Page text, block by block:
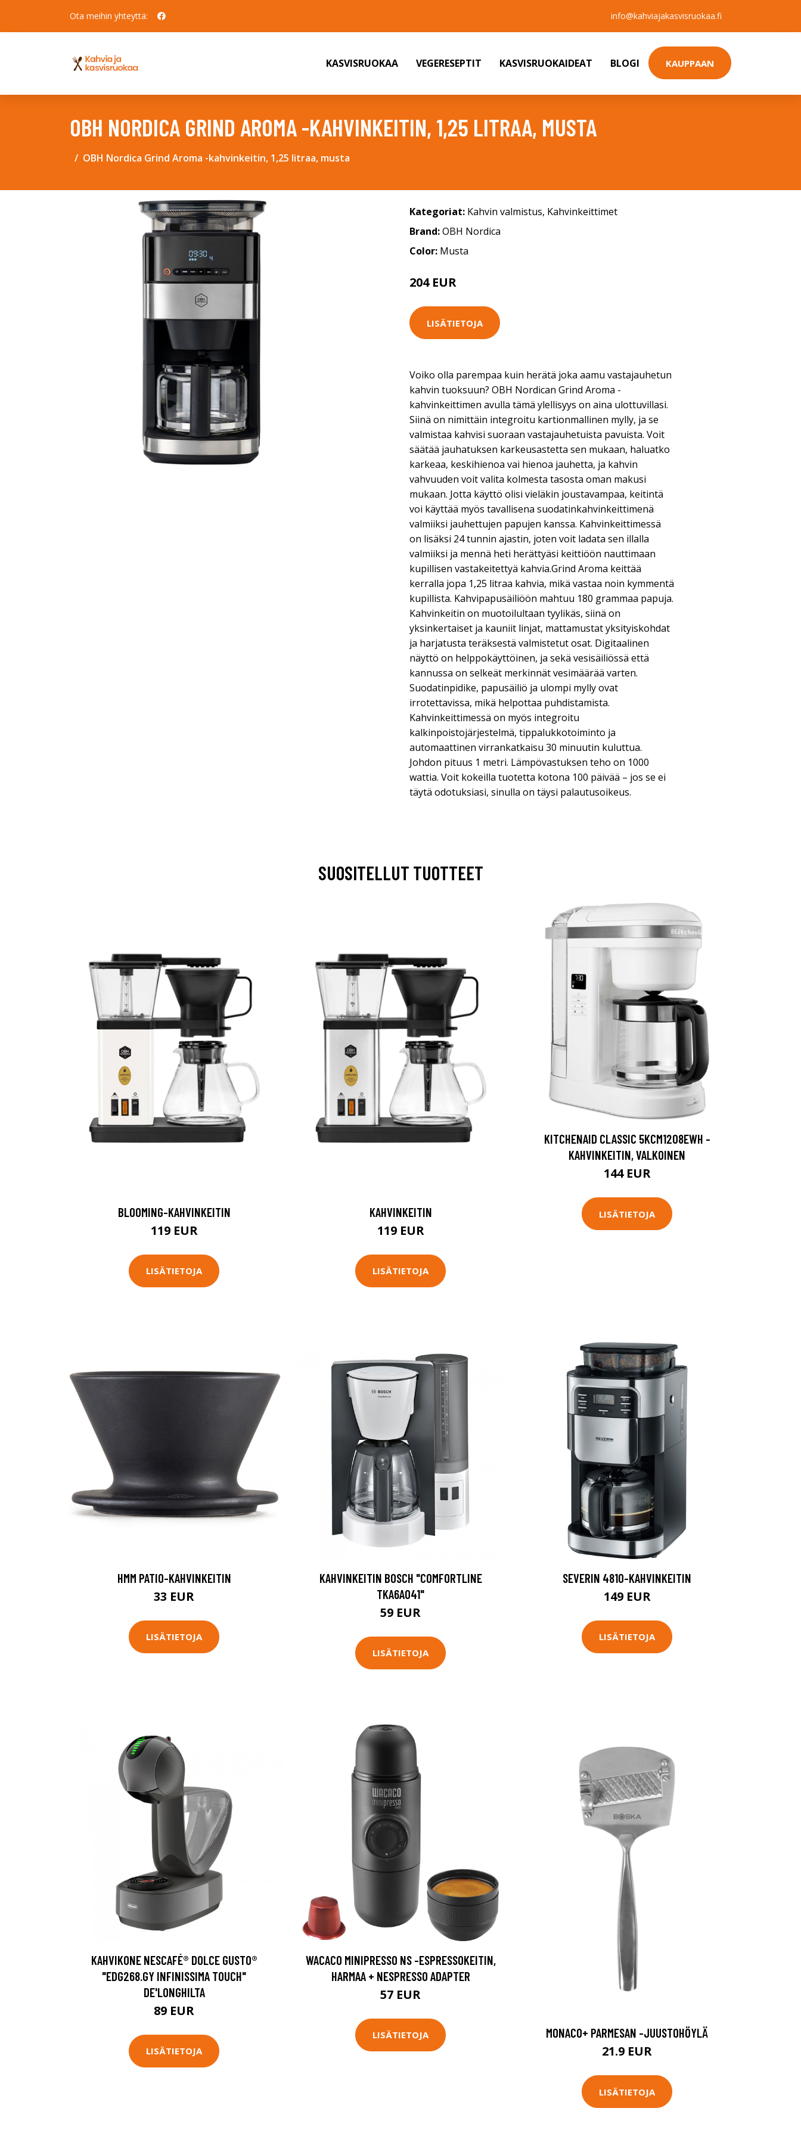
Ota meihin yhteyttä: info@kahviajakasvisruokaa.fi
KASVISRUOKAA VEGERESEPTIT KASVISRUOKAIDEAT BLOGI KAUPPAAN
OBH NORDICA GRIND AROMA -KAHVINKEITIN, 1,25 LITRAA, MUSTA
OBH Nordica Grind Aroma -kahvinkeitin, 1,25 litraa, musta
Kategoriat: Kahvin valmistus, Kahvinkeittimet
Brand:OBH Nordica
Color: Musta
204 EUR
LISÄTIETOJA
Voiko olla parempaa kuin herätä joka aamu vastajauhetun
kahvin tuoksuun? OBH Nordican Grind Aroma -
kahvinkeittimen avulla tämä ylellisyys on aina ulottuvillasi.
Siinä on nimittäin integroitu kartionmallinen mylly, ja se
valmistaa kahvisi suoraan vastajauhetuista pavuista. Voit
säätää jauhatuksen karkeusastetta sen mukaan, haluatko
karkeaa, keskihienoa vai hienoa jauhetta, ja kahvin
vahvuuden voit valita kolmesta tasosta oman makusi
mukaan. Jotta käyttö olisi vieläkin joustavampaa, keitintä
voi käyttää myös tavallisena suodatinkahvinkeittimenä
valmiiksi jauhettujen papujen kanssa. Kahvinkeittimessä
on lisäksi 24 tunnin ajastin, joten voit ladata sen illalla
valmiiksi ja mennä heti herättyäsi keittiöön nauttimaan
kupillisen vastakeitettyä kahvia.Grind Aroma keittää
kerralla jopa 1,25 litraa kahvia, mikä vastaa noin kymmentä
kupillista. Kahvipapusäiliöön mahtuu 180 grammaa papuja.
Kahvinkeitin on muotoilultaan tyylikäs, siinä on
yksinkertaiset ja kauniit linjat, mattamustat yksityiskohdat
ja harjatusta teräksestä valmistetut osat. Digitaalinen
näyttö on helppokäyttöinen, ja sekä vesisäiliössä että
kannussa on selkeät merkinnät vesimäärää varten.
Suodatinpidike, papusäiliö ja ulompi mylly ovat
irrotettavissa, mikä helpottaa puhdistamista.
Kahvinkeittimessä on myös integroitu
kalkinpoistojärjestelmä, tippalukkotoiminto ja
automaattinen virrankatkaisu 30 minuutin kuluttua.
Johdon pituus 1 metri. Lämpövastuksen teho on 1000
wattia. Voit kokeilla tuotetta kotona 100 päivää – jos se ei
täytä odotuksiasi, sinulla on täysi palautusoikeus.
SUOSITELLUT TUOTTEET
BLOOMING-KAHVINKEITIN
119 EUR
LISÄTIETOJA
KAHVINKEITIN
119 EUR
LISÄTIETOJA
KITCHENAID CLASSIC 5KCM1208EWH -
KAHVINKEITIN, VALKOINEN
144 EUR
LISÄTIETOJA
HMM PATIO-KAHVINKEITIN
33 EUR
LISÄTIETOJA
KAHVINKEITIN BOSCH "COMFORTLINE
TKA6A041"
59 EUR
LISÄTIETOJA
SEVERIN 4810-KAHVINKEITIN
149 EUR
LISÄTIETOJA
KAHVIKONE NESCAFÉ® DOLCE GUSTO®
"EDG268.GY INFINISSIMA TOUCH"
DE'LONGHILTA
89 EUR
LISÄTIETOJA
WACACO MINIPRESSO NS -ESPRESSOKEITIN,
HARMAA + NESPRESSO ADAPTER
57 EUR
LISÄTIETOJA MONACO+ PARMESAN -JUUSTOHÖYLÄ
21.9 EUR
LISÄTIETOJA